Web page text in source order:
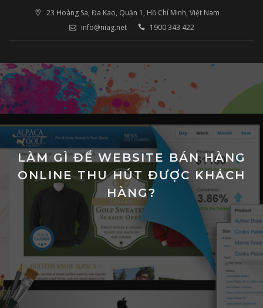
23 Hoàng Sa, Đa Kao, Quận 1, Hồ Chí Minh, Việt Nam
info@niag.net
1900 343 422
LÀM GÌ ĐỂ WEBSITE BÁN HÀNG
ONLINE THU HÚT ĐƯỢC KHÁCH
HÀNG?